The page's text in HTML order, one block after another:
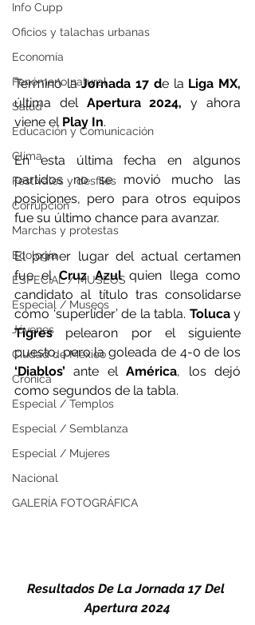
Info Cupp
Oficios y talachas urbanas
Economía
Fenómeno natural
Salud
Educación y Comunicación
Clima
Festivales y desfiles
Corrupción
Marchas y protestas
Ecología
ESPECIAL / MUSEOS
Especial / Museos
Jóvenes
Ciudad de México
Crónica
Especial / Templos
Especial / Semblanza
Especial / Mujeres
Nacional
GALERÍA FOTOGRÁFICA
Terminó la Jornada 17 de la Liga MX,
última del Apertura 2024, y ahora
viene el Play In.
En esta última fecha en algunos
partidos no se movió mucho las
posiciones, pero para otros equipos
fue su último chance para avanzar.
El primer lugar del actual certamen
fue el Cruz Azul quien llega como
candidato al título tras consolidarse
como ‘superlíder’ de la tabla. Toluca
Tigres pelearon por el siguiente
puesto, pero la goleada de 4-0 de los
‘Diablos’ ante el América, los dejó
como segundos de la tabla.
Resultados De La Jornada 17 Del
Apertura 2024